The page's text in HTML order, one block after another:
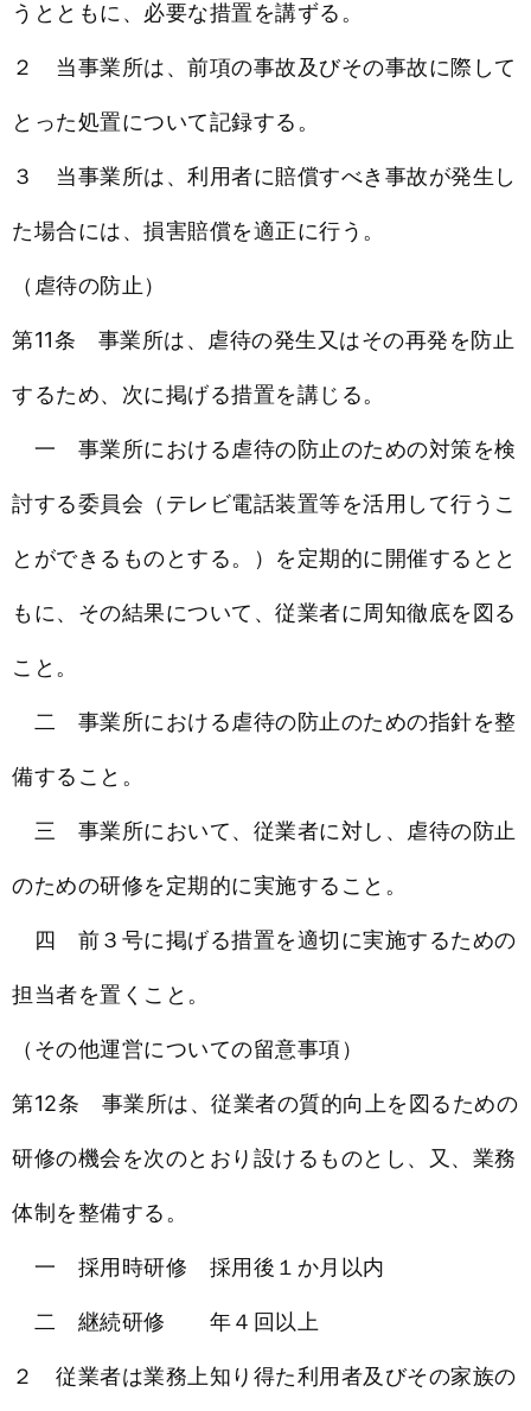
うとともに、必要な措置を講ずる。
２ 当事業所は、前項の事故及びその事故に際して
とった処置について記録する。
３ 当事業所は、利用者に賠償すべき事故が発生し
た場合には、損害賠償を適正に行う。
（虐待の防止）
第11条 事業所は、虐待の発生又はその再発を防止
するため、次に掲げる措置を講じる。
一 事業所における虐待の防止のための対策を検
討する委員会（テレビ電話装置等を活用して行うこ
とができるものとする。）を定期的に開催するとと
もに、その結果について、従業者に周知徹底を図る
こと。
二 事業所における虐待の防止のための指針を整
備すること。
三 事業所において、従業者に対し、虐待の防止
のための研修を定期的に実施すること。
四 前３号に掲げる措置を適切に実施するための
担当者を置くこと。
（その他運営についての留意事項）
第12条 事業所は、従業者の質的向上を図るための
研修の機会を次のとおり設けるものとし、又、業務
体制を整備する。
一 採用時研修 採用後１か月以内
二 継続研修 年４回以上
２ 従業者は業務上知り得た利用者及びその家族の